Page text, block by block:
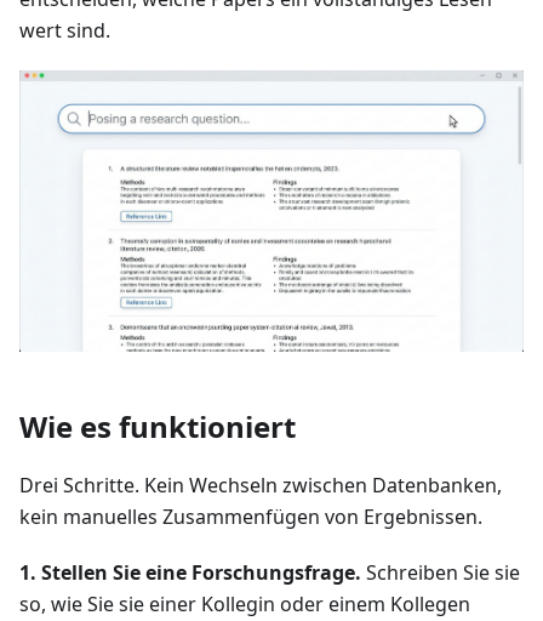
wert sind.
Wie es funktioniert
Drei Schritte. Kein Wechseln zwischen Datenbanken,
kein manuelles Zusammenfügen von Ergebnissen.
1. Stellen Sie eine Forschungsfrage. Schreiben Sie sie
so, wie Sie sie einer Kollegin oder einem Kollegen